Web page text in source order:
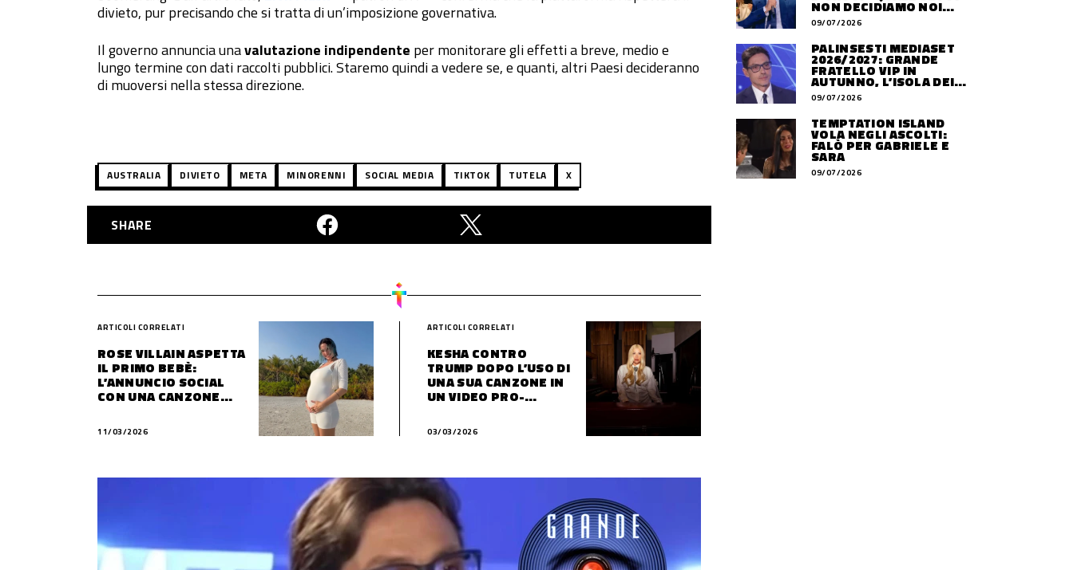
divieto, pur precisando che si tratta di un’imposizione governativa.
Il governo annuncia unavalutazione indipendente per monitorare gli effetti a breve, medio e
lungo termine con dati raccolti pubblici. Staremo quindi a vedere se, e quanti, altri Paesi decideranno
di muoversi nella stessa direzione.
AUSTRALIA DIVIETO META MINORENNI SOCIAL MEDIA TIKTOK TUTELA X
SHARE
ARTICOLI CORRELATI
ROSE VILLAIN ASPETTA
IL PRIMO BEBÈ:
L’ANNUNCIO SOCIAL
CON UNA CANZONE
11/03/2026
ARTICOLI CORRELATI
KESHA CONTRO
TRUMP DOPO L’USO DI
UNA SUA CANZONE IN
UN VIDEO PRO-
03/03/2026
NON DECIDIAMO NOI
DOVE LAVORERÀ”
09/07/2026
PALINSESTI MEDIASET
2026/2027: GRANDE
FRATELLO VIP IN
AUTUNNO, L’ISOLA DEI
FAMOSI SLITTA AL 2027
09/07/2026
TEMPTATION ISLAND
VOLA NEGLI ASCOLTI:
FALÒ PER GABRIELE E
SARA
09/07/2026